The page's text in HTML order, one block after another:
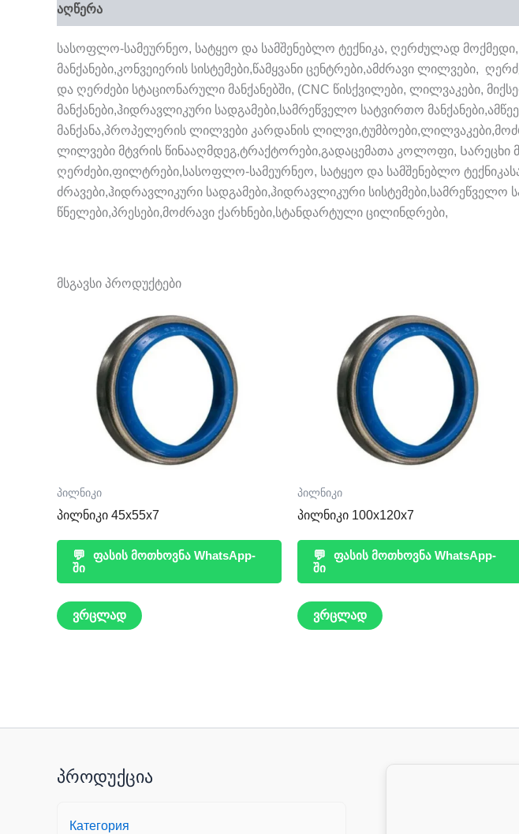
აღწერა
სასოფლო-სამეურნეო, სატყეო და სამშენებლო ტექნიკა, ღერძულად
მანქანები,კონვეიერის სისტემები,წამყვანი ცენტრები,ამძრავი ლილვები,
და ღერძები სტაციონარული მანქანებში, (CNC წისქვილები, ლილვაკები,
მანქანები,ჰიდრავლიკური სადგამები,სამრეწველო სატვირთო
მანქანა,პროპელერის ლილვები კარდანის
ლილვები მტვრის წინააღმდეგ,ტრაქტორები,გადაცემათა კოლოფი, Სარეცხი
ღერძები,ფილტრები,სასოფლო-სამეურნეო, სატყეო და სამშენებლო
ძრავები,ჰიდრავლიკური სადგამები,ჰიდრავლიკური სისტემები,სამრეწველო
წნელები,პრესები,მოძრავი ქარხნები,სტანდარტული ცილინდრები,
მსგავსი პროდუქტები
პილნიკი
პილნიკი 45x55x7
💬
ფასის მოთხოვნა WhatsApp-
ში
ვრცლად
პილნიკი
პილნიკი 100x120x7
💬
ფასის მოთხოვნა WhatsApp-
ში
ვრცლად
პროდუქცია
Категория